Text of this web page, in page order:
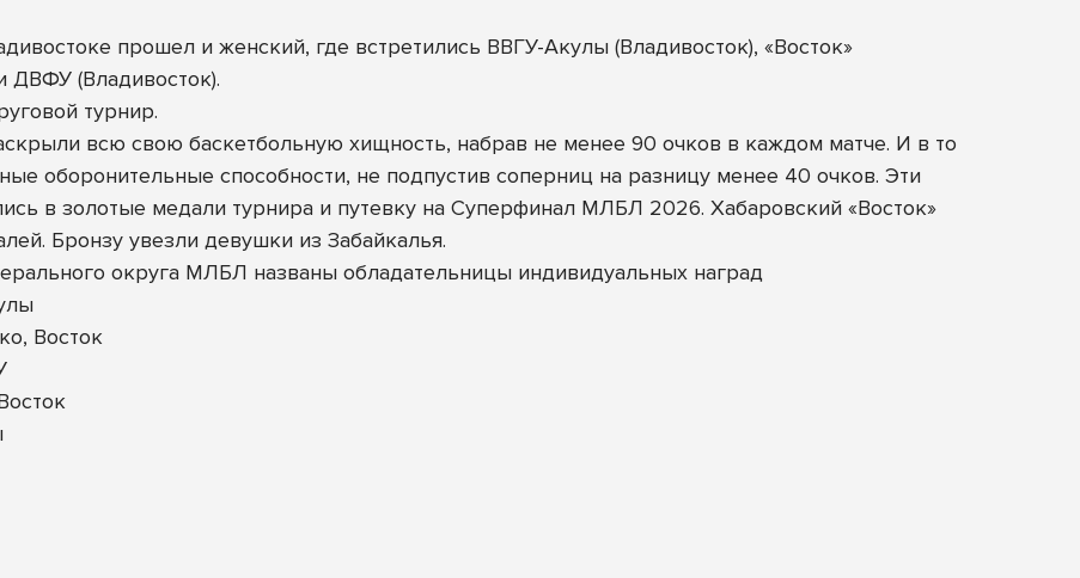
прошел и женский, где встретились ВВГУ-Акулы (Владивосток), «Восток»
ДВФУ (Владивосток).
турнир.
всю свою баскетбольную хищность, набрав не менее 90 очков в каждом матче. И в то
оборонительные способности, не подпустив соперниц на разницу менее 40 очков. Эти
в золотые медали турнира и путевку на Суперфинал МЛБЛ 2026. Хабаровский «Восток»
Бронзу увезли девушки из Забайкалья.
округа МЛБЛ названы обладательницы индивидуальных наград
Восток